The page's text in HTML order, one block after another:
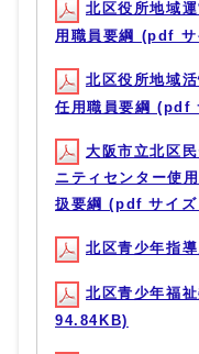
北区役所地域
用職員要綱 (pdf
北区役所地域
任用職員要綱 (pdf
大阪市立北区
ニティセンター使
扱要綱 (pdf サイ
北区青少年指
北区青少年福
94.84KB)